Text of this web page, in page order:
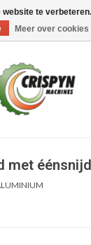
Mijn
met
te
Meer over cookies